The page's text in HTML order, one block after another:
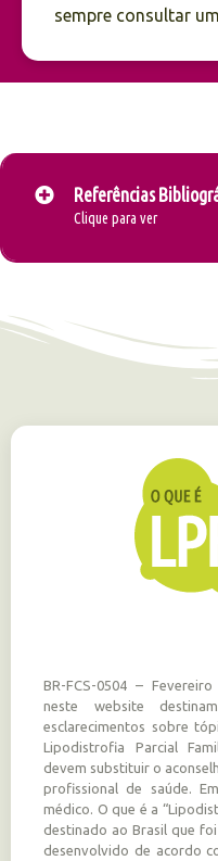
sempre consultar
Referências
Clique para ver
BR-FCS-0504 –
neste website
esclarecimentos sobre
Lipodistrofia Parcial
devem substituir o
profissional de saúde.
médico. O que é a
destinado ao Brasil que
desenvolvido de acordo